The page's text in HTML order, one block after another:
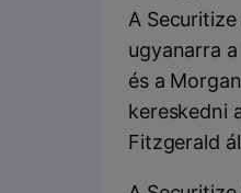
A
ugyanarra
és a
kereskedni
Fitzgerald